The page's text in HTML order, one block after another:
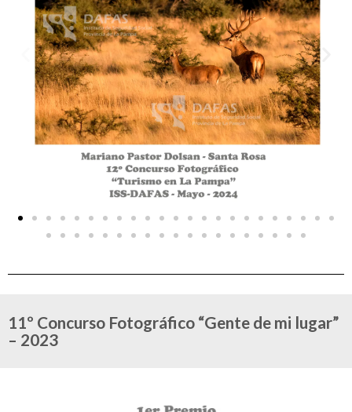
11º Concurso Fotográfico “Gente de mi lugar”
– 2023